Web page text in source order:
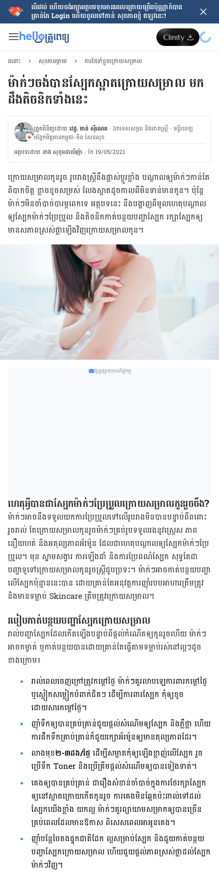
បើរវល់ ហើយចង់​រក្សាអត្ថបទទុកអានពេលក្រោយ​ច្រើនប៉ុណ្ណាក៏បាន
គ្រាន់តែ​ Login ហើយចូលទៅកាន់ សុខភាពខ្ញុំ ឥឡូវនេះ!
ពពោះ សុខភាពម្ដាយ ការថែទាំខ្លួនក្រោយសម្រាល
ម៉ាក់ៗចង់បានស្បែកស្អាតក្រោយសម្រាល មក
ដឹងតិចនិកទាំងនេះ
ត្រួតពិនិត្យដោយ វេជ្ជ. ចាន់ ស៊ីណេត ·ឯកទេសសម្ភព និងរោគស្ត្រី ·ម​ន្ទីរពេទ្យ
បង្អែកមិត្តភាពកម្ពុជា-ចិន សែនសុខ
អត្ថបទ​ដោយ នាង សុខុមដាលីញ៉ា ·កែ 19/05/2021
ក្រោយ​សម្រាល​កូន​រួច រូប​រាង​ស្ត្រី​នឹង​ផ្លាស់​ប្ដូរ​ខ្លាំង បណ្ដាល​ឲ្យ​ម៉ាក់ៗ​កាន់​តែ​
ពិបាក​ចិត្ត ខ្លាច​ខូច​សម្រស់ លែង​ស្អាត​ដូច​កាល​ពី​មិន​ទាន់​មាន​កូន។ ប៉ុន្តែ
ម៉ាក់​ៗ​មិន​ចាំ​បាច់​បារម្ភ​ពេក​ទេ អត្ថបទ​នេះ នឹង​បង្ហាញ​ពី​មូល​ហេតុ​បណ្ដាល​
ឲ្យ​ស្បែក​ម៉ាក់​ៗ​ប្រែប្រួល និង​តិចនិក​កាត់បន្ថយ​បញ្ហា​ស្បែក រក្សា​ស្បែក​ឲ្យ​
មាន​សភាព​ស្រស់​ថ្លា​ឡើង​វិញ​ក្រោយ​សម្រាល​កូន។
ផ្សព្វផ្សាយពាណិជ្ជកម្ម
ហេតុ​អ្វី​បាន​ជា​ស្បែក​ម៉ាក់​ៗ​ប្រែ​ប្រួល​ក្រោយ​សម្រាល​កូន​រួច​ចឹង?
ម៉ាក់​ៗ​អាច​នឹង​ទទួល​យក​ការ​ប្រែ​ប្រួល​ទៅ​លើ​រូប​រាង​មិន​បាន​បន្ទាប់​ពី​ពពោះ​
រួច​រាល់ តែ​ក្រោយ​សម្រាល​កូន​រួច​ម៉ាក់​ៗ​គ្រប់​រូប​ទទួល​រង​នូវ​ស្ត្រេស ភាព​
នឿយហត់ និង​អតុល្យភាព​អ័រម៉ូន ដែល​ជា​ហេតុ​បណ្ដាល​ឲ្យ​ស្បែក​ម៉ាក់​ៗ​ប្រែ​
ប្រួល។ មុន ស្នាម​សង្វារ ការ​ឡើង​ជាំ និង​ការ​ប្រែ​ពណ៌​ស្បែក សុទ្ធ​តែ​ជា​
បញ្ហា​ទូទៅ​ក្រោយ​សម្រាល​កូន​រួច​ស្ត្រី​ជួប​ប្រទះ។ ម៉ាក់​ៗ​អាច​​កាត់​បន្ថយ​បញ្ហា​
លើ​ស្បែក​ប៉ុន្មាន​នេះ​បាន ដោយ​គ្រាន់​តែ​អនុវត្ត​ការ​ញ៉ាំ​របប​អាហារ​ត្រឹម​ត្រូវ
និង​មាន​ទម្លាប់ ​Skincare ត្រឹម​ត្រូវ​ក្រោយ​សម្រាល។
របៀប​កាត់​បន្ថយ​បញ្ហា​ស្បែក​ក្រោយ​សម្រាល
រាល់​បញ្ហា​ស្បែក​ដែល​កើត​ឡើង​បន្ទាប់​ពី​ផ្ដល់​កំណើត​ឲ្យ​កូន​រួច​ហើយ ម៉ាក់​ៗ​
អាច​កម្ចាត់ ឬ​កាត់​បន្ថយ​បាន​ដោយ​គ្រាន់​តែ​ធ្វើ​តាម​ទម្លាប់​រស់​នៅ​ល្អ​ៗ​ដូច​
ខាង​ក្រោម៖
រាល់​ពេល​ចេញ​ក្រៅ​ត្រូវ​កម្ដៅ​ថ្ងៃ ម៉ាក់​ៗ​គួរ​លាប​ឡេ​ការពារ​កម្ដៅ​ថ្ងៃ
ឬ​ស្លៀក​សម្លៀកបំពាក់​ជិត​ៗ ដើម្បី​ការពារ​ស្បែក កុំ​ឲ្យ​ខូច​
ដោយសារ​កម្ដៅ​ថ្ងៃ។
ញ៉ាំ​ទឹក​ឲ្យ​បាន​គ្រប់​គ្រាន់​ជួយ​ផ្ដល់​សំណើម​ឲ្យ​ស្បែក និង​ភ្លឺ​ថ្លា ហើយ​
ការ​ផឹក​ទឹក​គ្រាប់​គ្រាន់​ក៏​ជួយ​រក្សា​អ័រម៉ូន​ឲ្យ​មាន​តុល្យភាព​ដែរ។
លាង​មុខ២-៣ដង/ថ្ងៃ ដើម្បី​សម្អាត​កុំ​ឲ្យ​ឡើង​ខ្លាញ់​លើ​ស្បែក រួច​
ប្រើ​ទឹក​ Toner និង​ប្រើ​គ្រីម​ផ្ដល់​សំណើម​ឲ្យ​បាន​ទៀង​ទាត់។
គេង​ឲ្យ​បាន​គ្រប់​គ្រាន់ ជា​រឿង​សំខាន់​ចាំ​បាច់​ក្នុង​ការ​ថែ​រក្សា​ស្បែក​
ឲ្យ​នៅ​ស្អាត​ក្រោយ​កើត​កូន​រួច ការ​គេង​មិន​ឆ្អែត​ប៉ះពាល់​ទៅ​ដល់​
ស្បែក​យើង​ខ្លាំង យក​ល្អ ម៉ាក់​ៗ​គួរ​ព្យាយាម​សម្រាក​ឲ្យ​បាន​ច្រើន
គ្រប់​ពេល​ដែល​មាន​ឱកាស ពិសេស​ពេល​អា​អូន​គេង។
ញ៉ាំ​បន្លែ​បៃតង​ផ្ទុក​ជាតិ​ដែក ល្អ​សម្រាប់​ស្បែក និង​ជួយ​កាត់​បន្ថយ​
បញ្ហា​ស្បែក​ក្រោយ​សម្រាល ហើយ​ជួយ​ផ្ដល់​ភាព​ស្រស់​ថ្លា​ដល់​ស្បែក​
ម៉ាក់​ៗ​វិញ​។